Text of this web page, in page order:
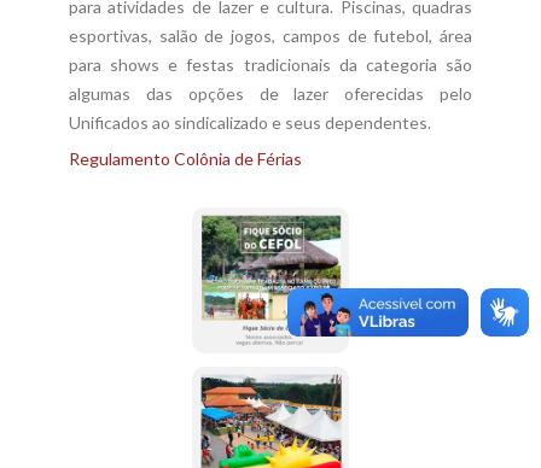
para atividades de lazer e cultura. Piscinas, quadras
esportivas, salão de jogos, campos de futebol, área
para shows e festas tradicionais da categoria são
algumas das opções de lazer oferecidas pelo
Unificados ao sindicalizado e seus dependentes.
Regulamento Colônia de Férias